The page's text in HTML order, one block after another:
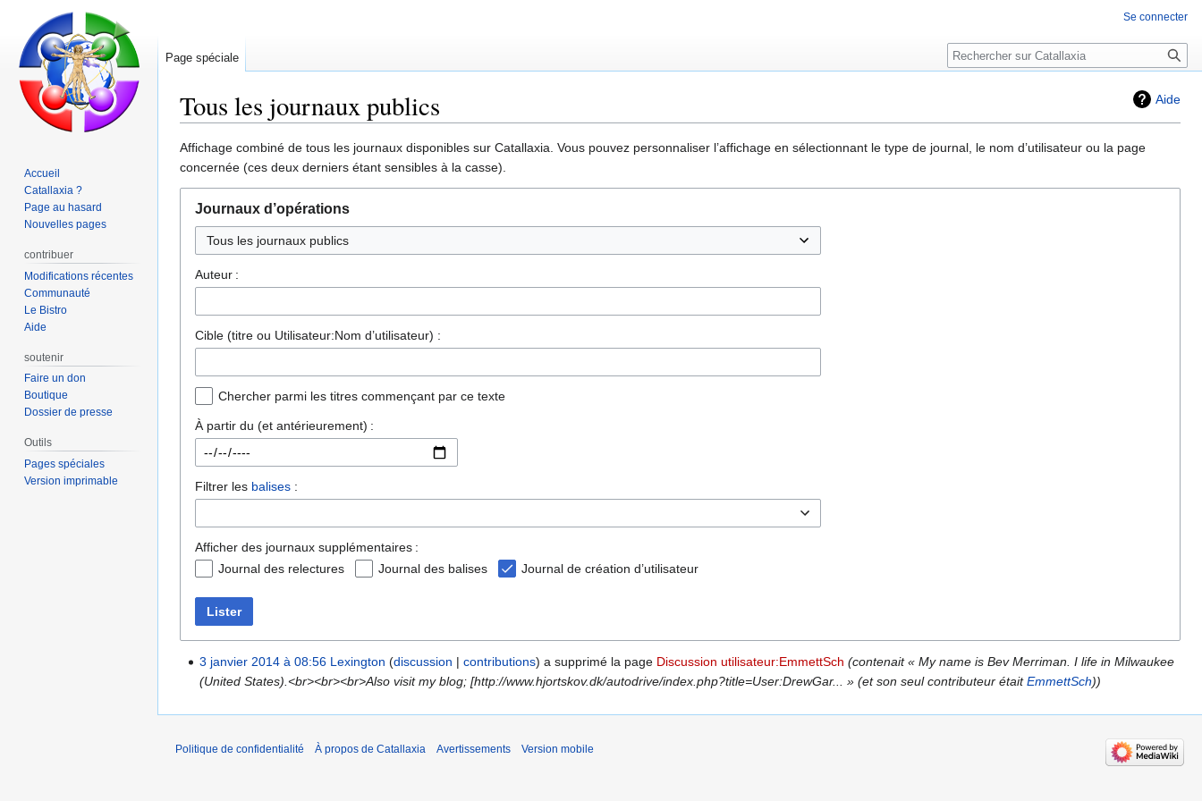
Aide
Tous les journaux publics
Aller
à
la
navigation
Aller
à
la
recherche
Affichage combiné de tous les journaux disponibles sur Catallaxia. Vous pouvez personnaliser l’affichage en sélectionnant le type de journal, le nom d’utilisateur ou la page
concernée (ces deux derniers étant sensibles à la casse).
Journaux d’opérations
Auteur :
Cible (titre ou Utilisateur:Nom d’utilisateur) :
Chercher parmi les titres commençant par ce texte
À partir du (et antérieurement) :
Filtrer les balises :
Afficher des journaux supplémentaires :
Journal des relectures
Journal des balises Journal de création d’utilisateur
Lister
3 janvier 2014 à 08:56 Lexington discussion contributions a supprimé la page Discussion utilisateur:EmmettSch (contenait « My name is Bev Merriman. I life in Milwaukee
(United States).<br><br><br>Also visit my blog; [http://www.hjortskov.dk/autodrive/index.php?title=User:DrewGar... » (et son seul contributeur étaitEmmettSch))
Se connecter
Page spéciale Rechercher
Accueil
Catallaxia ?
Page au hasard
Nouvelles pages
contribuer
Modifications récentes
Communauté
Le Bistro
Aide
soutenir
Faire un don
Boutique
Dossier de presse
Outils
Pages spéciales
Version imprimable
Politique de confidentialité À propos de Catallaxia Avertissements Version mobile